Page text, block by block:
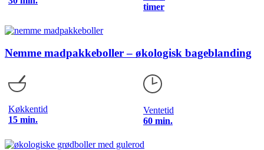
timer
Nemme madpakkeboller – økologisk bageblanding
Køkkentid
15 min.
Ventetid
60 min.